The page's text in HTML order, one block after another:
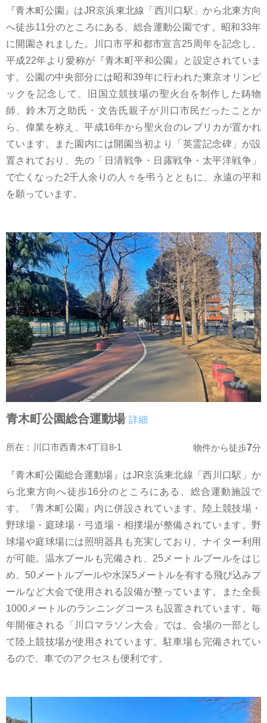
『青木町公園』はJR京浜東北線「西川口駅」から北東方向
へ徒歩11分のところにある、総合運動公園です。昭和33年
に開園されました。川口市平和都市宣言25周年を記念し、
平成22年より愛称が『青木町平和公園』と設定されていま
す。公園の中央部分には昭和39年に行われた東京オリンピ
ックを記念して、旧国立競技場の聖火台を制作した鋳物
師、鈴木万之助氏・文告氏親子が川口市民だったことか
ら、偉業を称え、平成16年から聖火台のレプリカが置かれ
ています。また園内には開園当初より「英霊記念碑」が設
置されており、先の「日清戦争・日露戦争・太平洋戦争」
で亡くなった2千人余りの人々を弔うとともに、永遠の平和
を願っています。
青木町公園総合運動場 詳細
所在：川口市西青木4丁目8-1 物件から徒歩7分
『青木町公園総合運動場』はJR京浜東北線「西川口駅」か
ら北東方向へ徒歩16分のところにある、総合運動施設で
す。『青木町公園』内に併設されています。陸上競技場・
野球場・庭球場・弓道場・相撲場が整備されています。野
球場や庭球場には照明器具も充実しており、ナイター利用
が可能。温水プールも完備され、25メートルプールをはじ
め、50メートルプールや水深5メートルを有する飛び込みプ
ールなど大会で使用される設備が整っています。また全長
1000メートルのランニングコースも設置されています。毎
年開催される「川口マラソン大会」では、会場の一部とし
て陸上競技場が使用されています。駐車場も完備されてい
るので、車でのアクセスも便利です。